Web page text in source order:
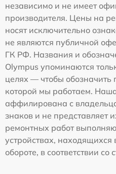
независимо и не имеет
производителя. Цены на
носят исключительно
не являются публичной
ГК РФ. Названия и
Olympus упоминаются
целях — чтобы обозначить
которой мы работаем.
аффилирована с
знаков и не представляет
ремонтных работ
устройствах,
обороте, в соответствии со